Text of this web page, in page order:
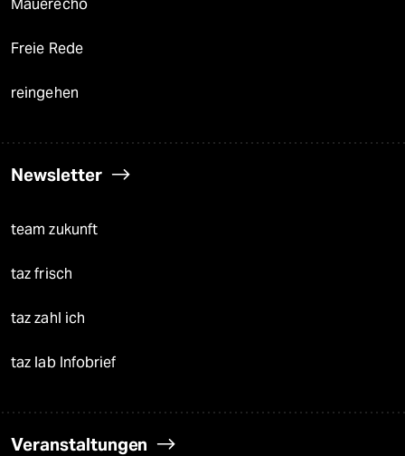
Mauerecho
Freie Rede
reingehen
Newsletter
team zukunft
taz frisch
taz zahl ich
taz lab Infobrief
Veranstaltungen